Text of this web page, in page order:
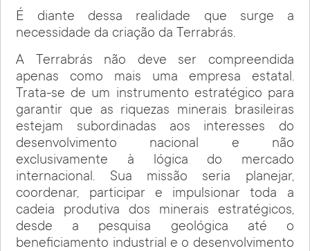
É diante dessa realidade que surge a
necessidade da criação da Terrabrás.
A Terrabrás não deve ser compreendida
apenas como mais uma empresa estatal.
Trata-se de um instrumento estratégico para
garantir que as riquezas minerais brasileiras
estejam subordinadas aos interesses do
desenvolvimento nacional e não
exclusivamente à lógica do mercado
internacional. Sua missão seria planejar,
coordenar, participar e impulsionar toda a
cadeia produtiva dos minerais estratégicos,
desde a pesquisa geológica até o
beneficiamento industrial e o desenvolvimento